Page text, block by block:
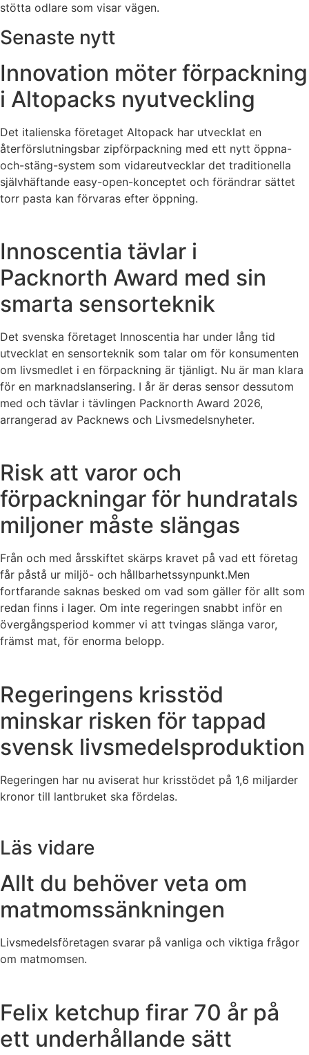
stötta odlare som visar vägen.
Senaste nytt
Innovation möter förpackning
i Altopacks nyutveckling
Det italienska företaget Altopack har utvecklat en
återförslutningsbar zipförpackning med ett nytt öppna-
och-stäng-system som vidareutvecklar det traditionella
självhäftande easy-open-konceptet och förändrar sättet
torr pasta kan förvaras efter öppning.
Innoscentia tävlar i
Packnorth Award med sin
smarta sensorteknik
Det svenska företaget Innoscentia har under lång tid
utvecklat en sensorteknik som talar om för konsumenten
om livsmedlet i en förpackning är tjänligt. Nu är man klara
för en marknadslansering. I år är deras sensor dessutom
med och tävlar i tävlingen Packnorth Award 2026,
arrangerad av Packnews och Livsmedelsnyheter.
Risk att varor och
förpackningar för hundratals
miljoner måste slängas
Från och med årsskiftet skärps kravet på vad ett företag
får påstå ur miljö- och hållbarhetssynpunkt.Men
fortfarande saknas besked om vad som gäller för allt som
redan finns i lager. Om inte regeringen snabbt inför en
övergångsperiod kommer vi att tvingas slänga varor,
främst mat, för enorma belopp.
Regeringens krisstöd
minskar risken för tappad
svensk livsmedelsproduktion
Regeringen har nu aviserat hur krisstödet på 1,6 miljarder
kronor till lantbruket ska fördelas.
Läs vidare
Allt du behöver veta om
matmomssänkningen
Livsmedelsföretagen svarar på vanliga och viktiga frågor
om matmomsen.
Felix ketchup firar 70 år på
ett underhållande sätt